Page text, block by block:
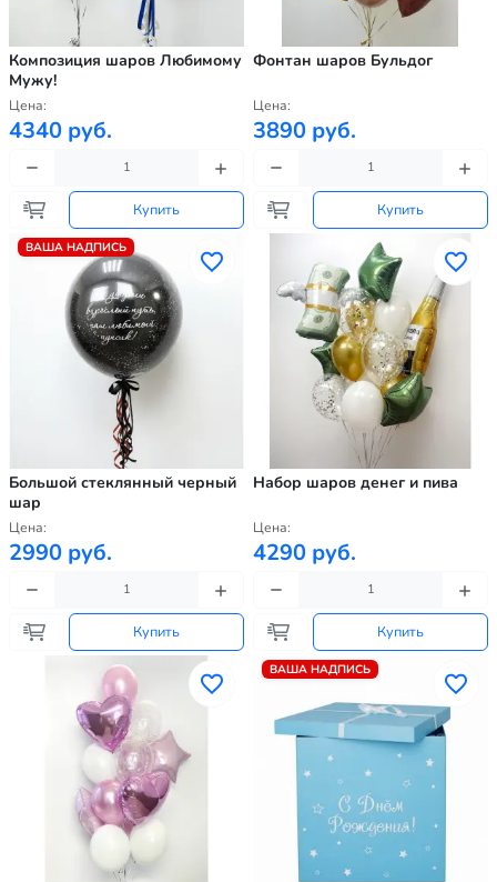
Композиция шаров Любимому
Мужу!
Цена:
4340 руб.
Купить
Фонтан шаров Бульдог
Цена:
3890 руб.
Купить
ВАША НАДПИСЬ
Большой стеклянный черный
шар
Цена:
2990 руб.
Купить
Набор шаров денег и пива
Цена:
4290 руб.
Купить
ВАША НАДПИСЬ